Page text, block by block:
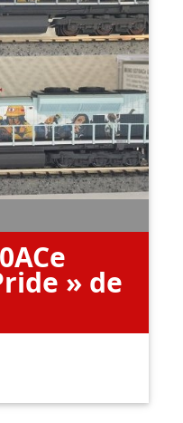
» de